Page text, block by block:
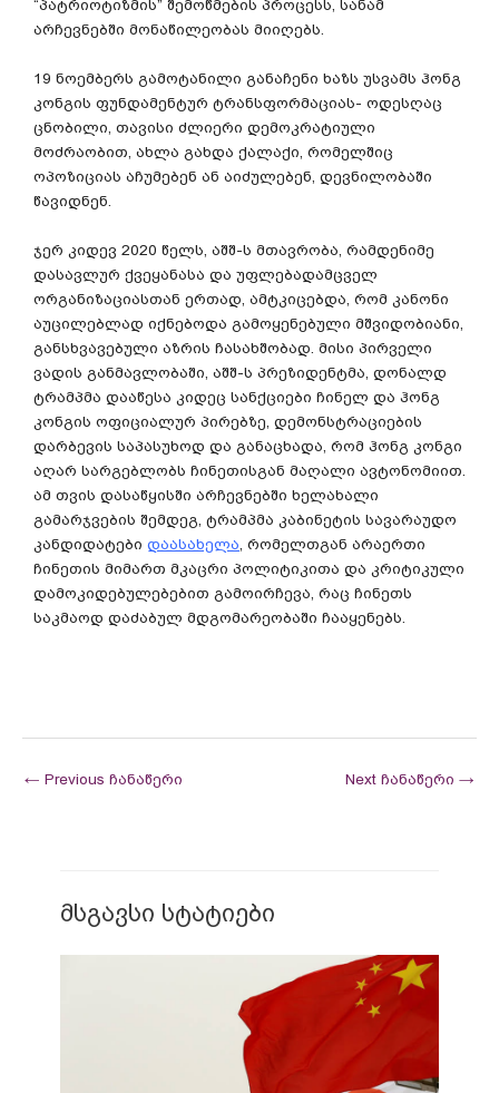
“პატრიოტიზმის” შემოწმების პროცესს, სანამ
არჩევნებში მონაწილეობას მიიღებს.
19 ნოემბერს გამოტანილი განაჩენი ხაზს უსვამს ჰონგ
კონგის ფუნდამენტურ ტრანსფორმაციას- ოდესღაც
ცნობილი, თავისი ძლიერი დემოკრატიული
მოძრაობით, ახლა გახდა ქალაქი, რომელშიც
ოპოზიციას აჩუმებენ ან აიძულებენ, დევნილობაში
წავიდნენ.
ჯერ კიდევ 2020 წელს, აშშ-ს მთავრობა, რამდენიმე
დასავლურ ქვეყანასა და უფლებადამცველ
ორგანიზაციასთან ერთად, ამტკიცებდა, რომ კანონი
აუცილებლად იქნებოდა გამოყენებული მშვიდობიანი,
განსხვავებული აზრის ჩასახშობად. მისი პირველი
ვადის განმავლობაში, აშშ-ს პრეზიდენტმა, დონალდ
ტრამპმა დააწესა კიდეც სანქციები ჩინელ და ჰონგ
კონგის ოფიციალურ პირებზე, დემონსტრაციების
დარბევის საპასუხოდ და განაცხადა, რომ ჰონგ კონგი
აღარ სარგებლობს ჩინეთისგან მაღალი ავტონომიით.
ამ თვის დასაწყისში არჩევნებში ხელახალი
გამარჯვების შემდეგ, ტრამპმა კაბინეტის სავარაუდო
კანდიდატები დაასახელა, რომელთგან არაერთი
ჩინეთის მიმართ მკაცრი პოლიტიკითა და კრიტიკული
დამოკიდებულებებით გამოირჩევა, რაც ჩინეთს
საკმაოდ დაძაბულ მდგომარეობაში ჩააყენებს.
← Previous ჩანაწერი Next ჩანაწერი →
მსგავსი სტატიები